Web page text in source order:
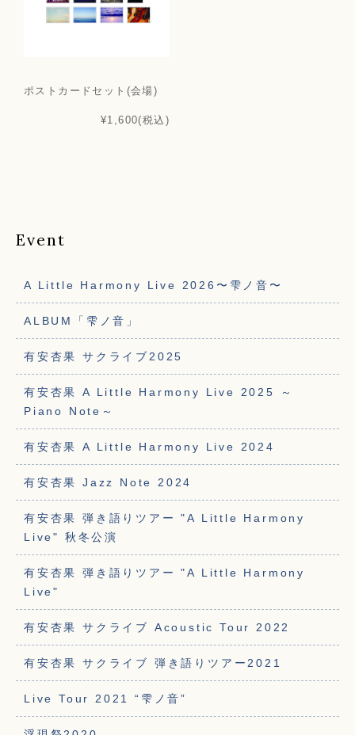
ポストカードセット(会場)
¥1,600(税込)
Event
A Little Harmony Live 2026〜雫ノ音〜
ALBUM「雫ノ音」
有安杏果 サクライブ2025
有安杏果 A Little Harmony Live 2025 ～
Piano Note～
有安杏果 A Little Harmony Live 2024
有安杏果 Jazz Note 2024
有安杏果 弾き語りツアー "A Little Harmony
Live" 秋冬公演
有安杏果 弾き語りツアー "A Little Harmony
Live"
有安杏果 サクライブ Acoustic Tour 2022
有安杏果 サクライブ 弾き語りツアー2021
Live Tour 2021 “雫ノ音”